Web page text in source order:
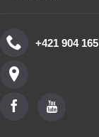
+421 904